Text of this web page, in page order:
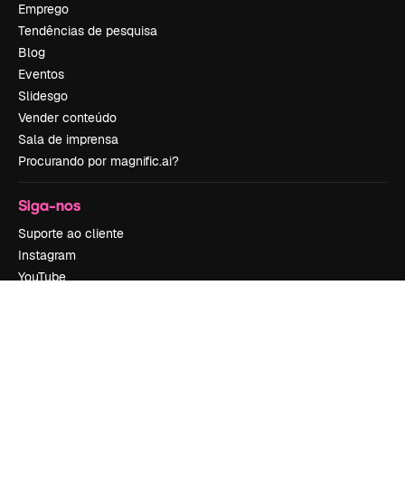
Emprego
Tendências de pesquisa
Blog
Eventos
Slidesgo
Vender conteúdo
Sala de imprensa
Procurando por magnific.ai?
Siga-nos
Suporte ao cliente
Instagram
YouTube